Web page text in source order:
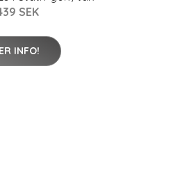
SEK
INFO!